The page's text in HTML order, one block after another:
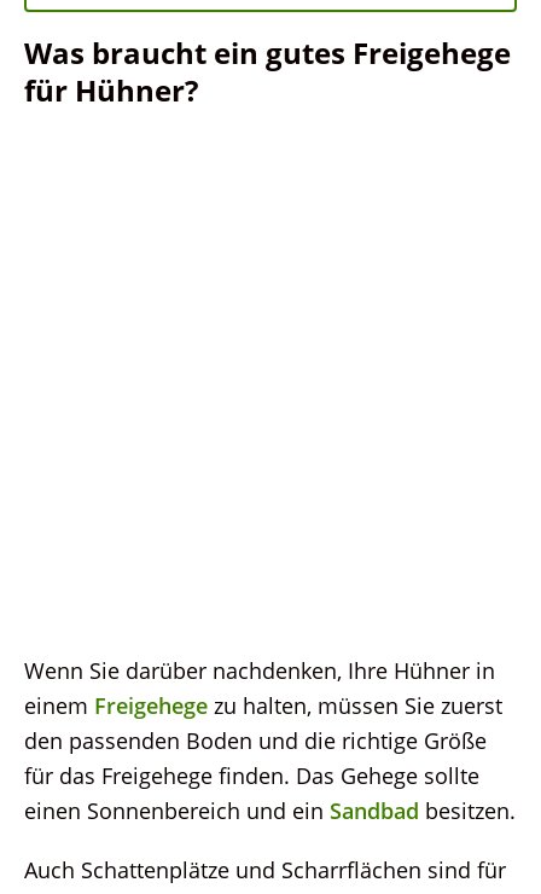
Was braucht ein gutes Freigehege
für Hühner?
Wenn Sie darüber nachdenken, Ihre Hühner in
einem Freigehege zu halten, müssen Sie zuerst
den passenden Boden und die richtige Größe
für das Freigehege finden. Das Gehege sollte
einen Sonnenbereich und ein Sandbad besitzen.
Auch Schattenplätze und Scharrflächen sind für